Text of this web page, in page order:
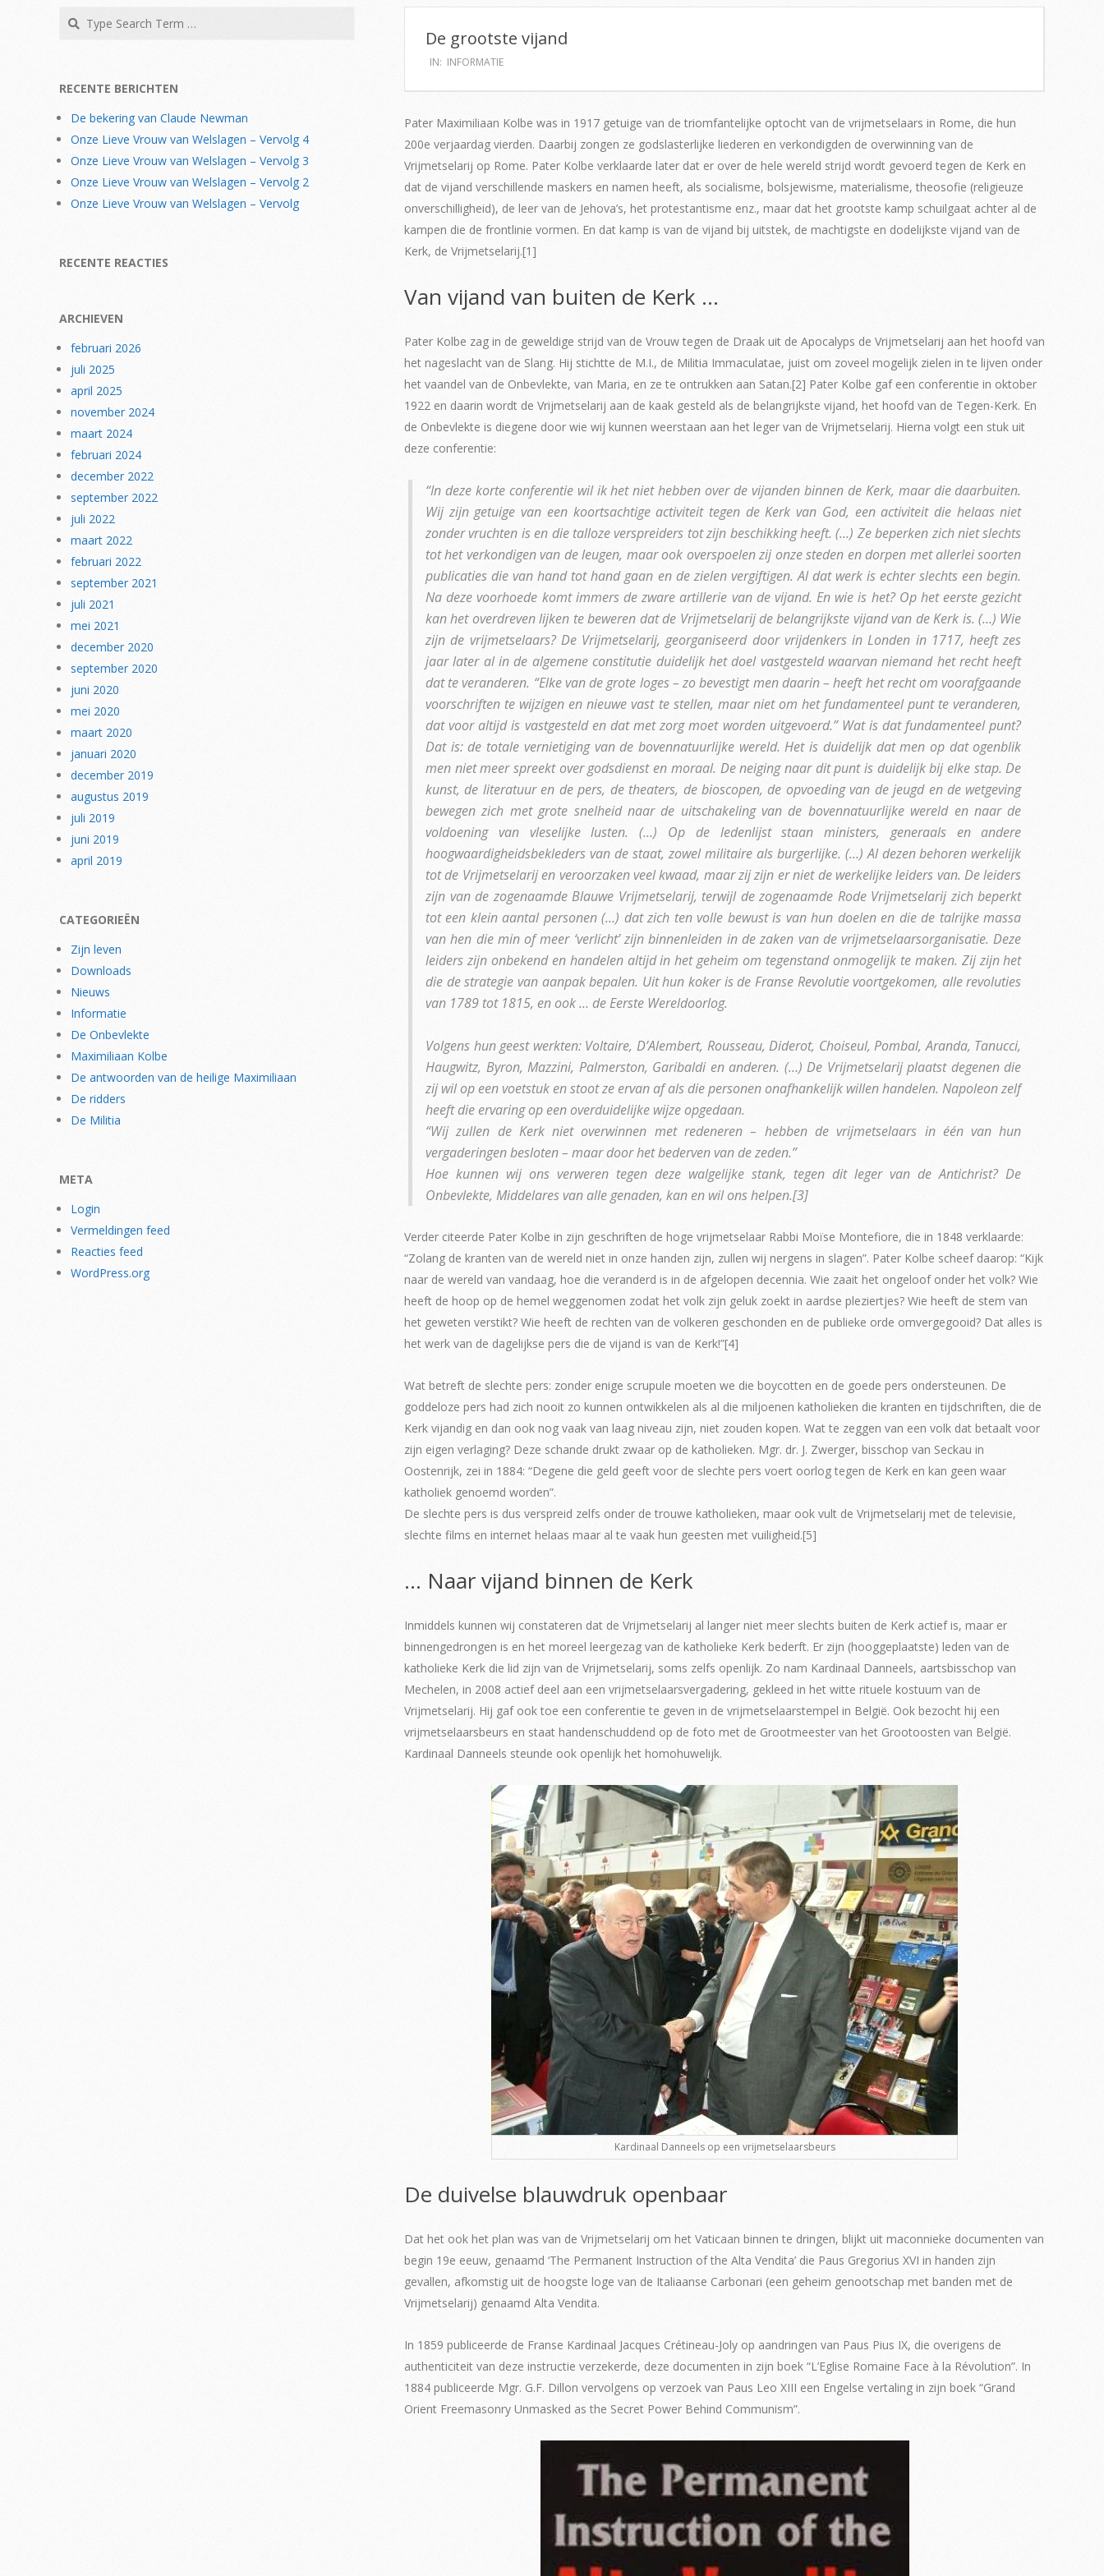
De grootste vijand
IN: INFORMATIE
Pater Maximiliaan Kolbe was in 1917 getuige van de triomfantelijke optocht van de vrijmetselaars in Rome, die hun
200e verjaardag vierden. Daarbij zongen ze godslasterlijke liederen en verkondigden de overwinning van de
Vrijmetselarij op Rome. Pater Kolbe verklaarde later dat er over de hele wereld strijd wordt gevoerd tegen de Kerk en
dat de vijand verschillende maskers en namen heeft, als socialisme, bolsjewisme, materialisme, theosofie (religieuze
onverschilligheid), de leer van de Jehova’s, het protestantisme enz., maar dat het grootste kamp schuilgaat achter al de
kampen die de frontlinie vormen. En dat kamp is van de vijand bij uitstek, de machtigste en dodelijkste vijand van de
Kerk, de Vrijmetselarij.[1]
Van vijand van buiten de Kerk …
Pater Kolbe zag in de geweldige strijd van de Vrouw tegen de Draak uit de Apocalyps de Vrijmetselarij aan het hoofd van
het nageslacht van de Slang. Hij stichtte de M.I., de Militia Immaculatae, juist om zoveel mogelijk zielen in te lijven onder
het vaandel van de Onbevlekte, van Maria, en ze te ontrukken aan Satan.[2] Pater Kolbe gaf een conferentie in oktober
1922 en daarin wordt de Vrijmetselarij aan de kaak gesteld als de belangrijkste vijand, het hoofd van de Tegen-Kerk. En
de Onbevlekte is diegene door wie wij kunnen weerstaan aan het leger van de Vrijmetselarij. Hierna volgt een stuk uit
deze conferentie:
“In deze korte conferentie wil ik het niet hebben over de vijanden binnen de Kerk, maar die daarbuiten.
Wij zijn getuige van een koortsachtige activiteit tegen de Kerk van God, een activiteit die helaas niet
zonder vruchten is en die talloze verspreiders tot zijn beschikking heeft. (…) Ze beperken zich niet slechts
tot het verkondigen van de leugen, maar ook overspoelen zij onze steden en dorpen met allerlei soorten
publicaties die van hand tot hand gaan en de zielen vergiftigen. Al dat werk is echter slechts een begin.
Na deze voorhoede komt immers de zware artillerie van de vijand. En wie is het? Op het eerste gezicht
kan het overdreven lijken te beweren dat de Vrijmetselarij de belangrijkste vijand van de Kerk is. (…) Wie
zijn de vrijmetselaars? De Vrijmetselarij, georganiseerd door vrijdenkers in Londen in 1717, heeft zes
jaar later al in de algemene constitutie duidelijk het doel vastgesteld waarvan niemand het recht heeft
dat te veranderen. “Elke van de grote loges – zo bevestigt men daarin – heeft het recht om voorafgaande
voorschriften te wijzigen en nieuwe vast te stellen, maar niet om het fundamenteel punt te veranderen,
dat voor altijd is vastgesteld en dat met zorg moet worden uitgevoerd.” Wat is dat fundamenteel punt?
Dat is: de totale vernietiging van de bovennatuurlijke wereld. Het is duidelijk dat men op dat ogenblik
men niet meer spreekt over godsdienst en moraal. De neiging naar dit punt is duidelijk bij elke stap. De
kunst, de literatuur en de pers, de theaters, de bioscopen, de opvoeding van de jeugd en de wetgeving
bewegen zich met grote snelheid naar de uitschakeling van de bovennatuurlijke wereld en naar de
voldoening van vleselijke lusten. (…) Op de ledenlijst staan ministers, generaals en andere
hoogwaardigheidsbekleders van de staat, zowel militaire als burgerlijke. (…) Al dezen behoren werkelijk
tot de Vrijmetselarij en veroorzaken veel kwaad, maar zij zijn er niet de werkelijke leiders van. De leiders
zijn van de zogenaamde Blauwe Vrijmetselarij, terwijl de zogenaamde Rode Vrijmetselarij zich beperkt
tot een klein aantal personen (…) dat zich ten volle bewust is van hun doelen en die de talrijke massa
van hen die min of meer ‘verlicht’ zijn binnenleiden in de zaken van de vrijmetselaarsorganisatie. Deze
leiders zijn onbekend en handelen altijd in het geheim om tegenstand onmogelijk te maken. Zij zijn het
die de strategie van aanpak bepalen. Uit hun koker is de Franse Revolutie voortgekomen, alle revoluties
van 1789 tot 1815, en ook … de Eerste Wereldoorlog.
Volgens hun geest werkten: Voltaire, D’Alembert, Rousseau, Diderot, Choiseul, Pombal, Aranda, Tanucci,
Haugwitz, Byron, Mazzini, Palmerston, Garibaldi en anderen. (…) De Vrijmetselarij plaatst degenen die
zij wil op een voetstuk en stoot ze ervan af als die personen onafhankelijk willen handelen. Napoleon zelf
heeft die ervaring op een overduidelijke wijze opgedaan.
“Wij zullen de Kerk niet overwinnen met redeneren – hebben de vrijmetselaars in één van hun
vergaderingen besloten – maar door het bederven van de zeden.”
Hoe kunnen wij ons verweren tegen deze walgelijke stank, tegen dit leger van de Antichrist? De
Onbevlekte, Middelares van alle genaden, kan en wil ons helpen.[3]
Verder citeerde Pater Kolbe in zijn geschriften de hoge vrijmetselaar Rabbi Moïse Montefiore, die in 1848 verklaarde:
“Zolang de kranten van de wereld niet in onze handen zijn, zullen wij nergens in slagen”. Pater Kolbe scheef daarop: “Kijk
naar de wereld van vandaag, hoe die veranderd is in de afgelopen decennia. Wie zaait het ongeloof onder het volk? Wie
heeft de hoop op de hemel weggenomen zodat het volk zijn geluk zoekt in aardse pleziertjes? Wie heeft de stem van
het geweten verstikt? Wie heeft de rechten van de volkeren geschonden en de publieke orde omvergegooid? Dat alles is
het werk van de dagelijkse pers die de vijand is van de Kerk!”[4]
Wat betreft de slechte pers: zonder enige scrupule moeten we die boycotten en de goede pers ondersteunen. De
goddeloze pers had zich nooit zo kunnen ontwikkelen als al die miljoenen katholieken die kranten en tijdschriften, die de
Kerk vijandig en dan ook nog vaak van laag niveau zijn, niet zouden kopen. Wat te zeggen van een volk dat betaalt voor
zijn eigen verlaging? Deze schande drukt zwaar op de katholieken. Mgr. dr. J. Zwerger, bisschop van Seckau in
Oostenrijk, zei in 1884: “Degene die geld geeft voor de slechte pers voert oorlog tegen de Kerk en kan geen waar
katholiek genoemd worden”.
De slechte pers is dus verspreid zelfs onder de trouwe katholieken, maar ook vult de Vrijmetselarij met de televisie,
slechte films en internet helaas maar al te vaak hun geesten met vuiligheid.[5]
… Naar vijand binnen de Kerk
Inmiddels kunnen wij constateren dat de Vrijmetselarij al langer niet meer slechts buiten de Kerk actief is, maar er
binnengedrongen is en het moreel leergezag van de katholieke Kerk bederft. Er zijn (hooggeplaatste) leden van de
katholieke Kerk die lid zijn van de Vrijmetselarij, soms zelfs openlijk. Zo nam Kardinaal Danneels, aartsbisschop van
Mechelen, in 2008 actief deel aan een vrijmetselaarsvergadering, gekleed in het witte rituele kostuum van de
Vrijmetselarij. Hij gaf ook toe een conferentie te geven in de vrijmetselaarstempel in België. Ook bezocht hij een
vrijmetselaarsbeurs en staat handenschuddend op de foto met de Grootmeester van het Grootoosten van België.
Kardinaal Danneels steunde ook openlijk het homohuwelijk.
Kardinaal Danneels op een vrijmetselaarsbeurs
De duivelse blauwdruk openbaar
Dat het ook het plan was van de Vrijmetselarij om het Vaticaan binnen te dringen, blijkt uit maconnieke documenten van
begin 19e eeuw, genaamd ‘The Permanent Instruction of the Alta Vendita’ die Paus Gregorius XVI in handen zijn
gevallen, afkomstig uit de hoogste loge van de Italiaanse Carbonari (een geheim genootschap met banden met de
Vrijmetselarij) genaamd Alta Vendita.
In 1859 publiceerde de Franse Kardinaal Jacques Crétineau-Joly op aandringen van Paus Pius IX, die overigens de
authenticiteit van deze instructie verzekerde, deze documenten in zijn boek “L’Eglise Romaine Face à la Révolution”. In
1884 publiceerde Mgr. G.F. Dillon vervolgens op verzoek van Paus Leo XIII een Engelse vertaling in zijn boek “Grand
Orient Freemasonry Unmasked as the Secret Power Behind Communism”.
Search
RECENTE BERICHTEN
De bekering van Claude Newman
Onze Lieve Vrouw van Welslagen – Vervolg 4
Onze Lieve Vrouw van Welslagen – Vervolg 3
Onze Lieve Vrouw van Welslagen – Vervolg 2
Onze Lieve Vrouw van Welslagen – Vervolg
RECENTE REACTIES
ARCHIEVEN
februari 2026
juli 2025
april 2025
november 2024
maart 2024
februari 2024
december 2022
september 2022
juli 2022
maart 2022
februari 2022
september 2021
juli 2021
mei 2021
december 2020
september 2020
juni 2020
mei 2020
maart 2020
januari 2020
december 2019
augustus 2019
juli 2019
juni 2019
april 2019
CATEGORIEËN
Zijn leven
Downloads
Nieuws
Informatie
De Onbevlekte
Maximiliaan Kolbe
De antwoorden van de heilige Maximiliaan
De ridders
De Militia
META
Login
Vermeldingen feed
Reacties feed
WordPress.org